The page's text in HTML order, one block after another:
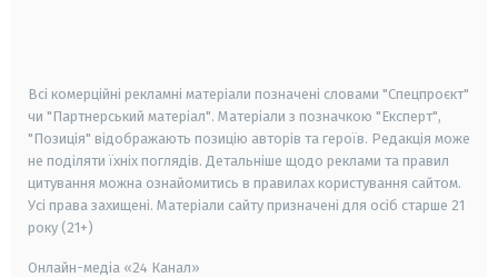
Всі комерційні рекламні матеріали позначені словами "Спецпроєкт"
чи "Партнерський матеріал". Матеріали з позначкою "Експерт",
"Позиція" відображають позицію авторів та героїв. Редакція може
не поділяти їхніх поглядів. Детальніше щодо реклами та правил
цитування можна ознайомитись в правилах користування сайтом.
Усі права захищені. Матеріали сайту призначені для осіб старше 21
року (21+)
Онлайн-медіа «24 Канал»